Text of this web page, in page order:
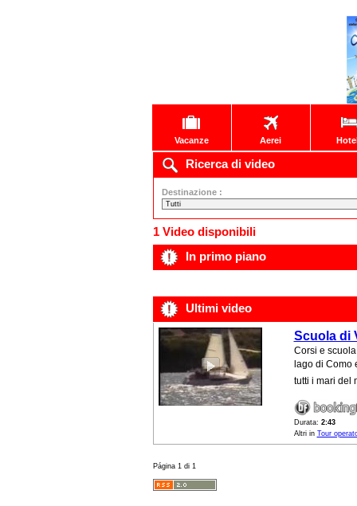
Vacanze Aerei
Ricerca di video
Destinazione :
1 Video disponibili
In primo piano
Ultimi video
Scuola di
Corsi e
lago di Como
tutti i mari del
Durata: 2:43
Altri in Tour
Página 1 di 1